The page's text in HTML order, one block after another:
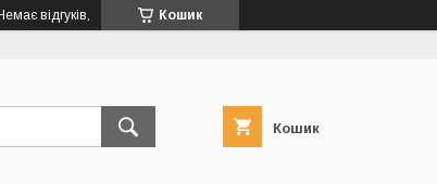
Кошик
відгуків,
Кошик